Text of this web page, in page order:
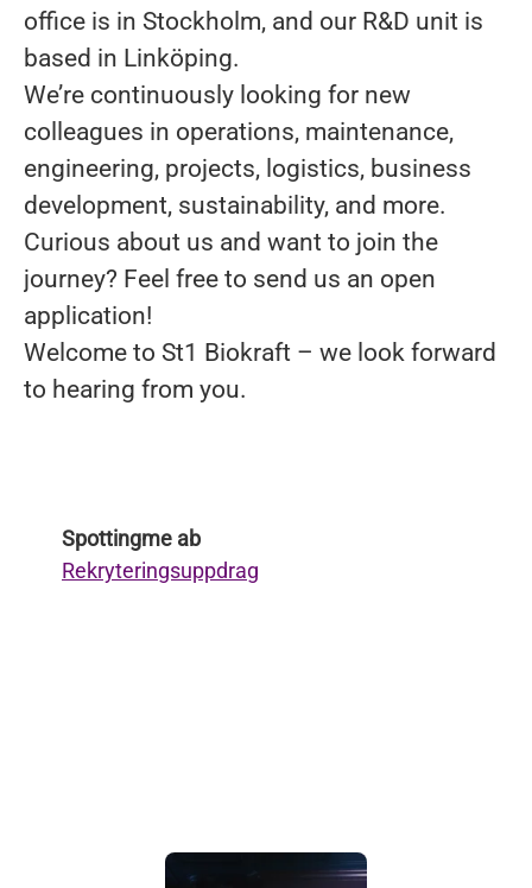
office is in Stockholm, and our R&D unit is
based in Linköping.
We’re continuously looking for new
colleagues in operations, maintenance,
engineering, projects, logistics, business
development, sustainability, and more.
Curious about us and want to join the
journey? Feel free to send us an open
application!
Welcome to St1 Biokraft – we look forward
to hearing from you.
Spottingme ab
Rekryteringsuppdrag